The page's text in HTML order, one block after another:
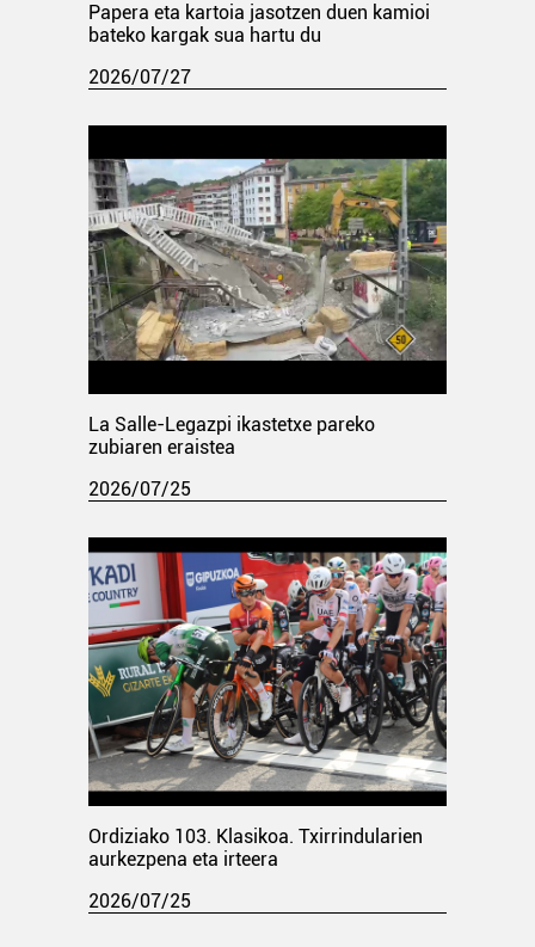
Papera eta kartoia jasotzen duen kamioi
bateko kargak sua hartu du
2026/07/27
La Salle-Legazpi ikastetxe pareko
zubiaren eraistea
2026/07/25
Ordiziako 103. Klasikoa. Txirrindularien
aurkezpena eta irteera
2026/07/25